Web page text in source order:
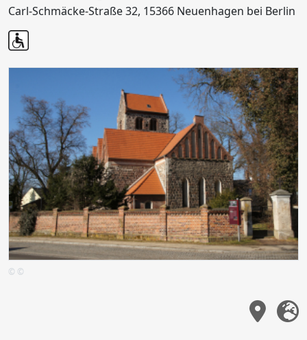
Carl-Schmäcke-Straße 32, 15366 Neuenhagen bei Berlin
© ©